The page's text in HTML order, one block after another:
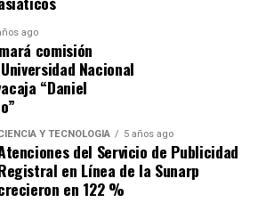
gasto corriente. Para la firma,
de manera significativa para
deterioro importante de las
en la próxima década.
ago
comisión
Nacional
“Daniel
Y TECNOLOGÍA 5 años ago
del Servicio de Publicidad
en Línea de la Sunarp
en 122 %